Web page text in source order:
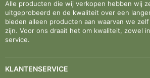
Alle producten die wij verkopen hebben wij
uitgeprobeerd en de kwaliteit over een
bieden alleen producten aan waarvan we
zijn. Voor ons draait het om kwaliteit, zowel
service.
KLANTENSERVICE